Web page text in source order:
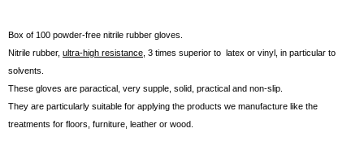
Box of 100 powder-free nitrile rubber gloves.
Nitrile rubber, ultra-high resistance , 3 times superior to latex or vinyl, in particular to
solvents.
These gloves are paractical, very supple, solid, practical and non-slip.
They are particularly suitable for applying the products we manufacture like the
treatments for floors, furniture, leather or wood.